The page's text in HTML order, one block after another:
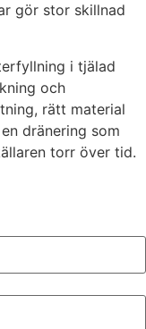
gör stor skillnad
i tjälad
och
rätt material
dränering som
torr över tid.